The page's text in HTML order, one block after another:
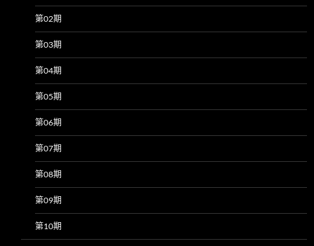
第02期
第03期
第04期
第05期
第06期
第07期
第08期
第09期
第10期